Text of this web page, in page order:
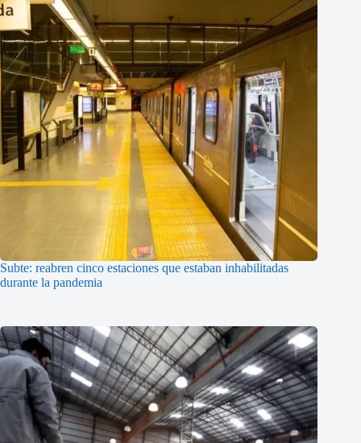
Subte: reabren cinco estaciones que estaban inhabilitadas
durante la pandemia